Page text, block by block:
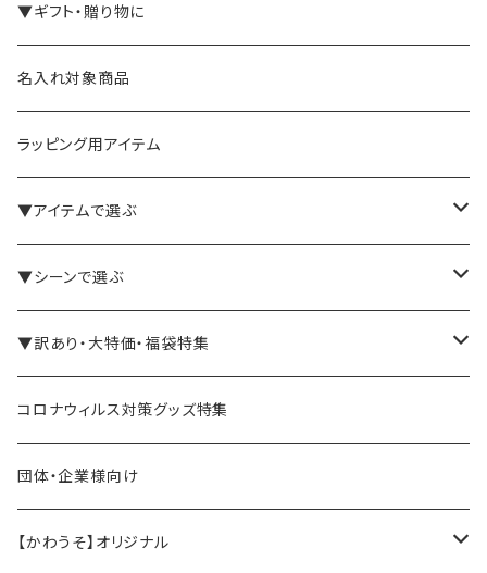
▼ギフト・贈り物に
名入れ対象商品
ラッピング用アイテム
▼アイテムで選ぶ
バインダー・メモパッド
手帳・ノート
ペン立て・収納ケース・トレイ
バッグ・かばん
▼シーンで選ぶ
テレワーク・在宅ワーク向け
司会・セミナー講師向け
営業マン向け
事務職の方向け
▼訳あり・大特価・福袋特集
アウトレット商品
福袋・まとめ買い
コロナウィルス対策グッズ特集
団体・企業様向け
【かわうそ】オリジナル